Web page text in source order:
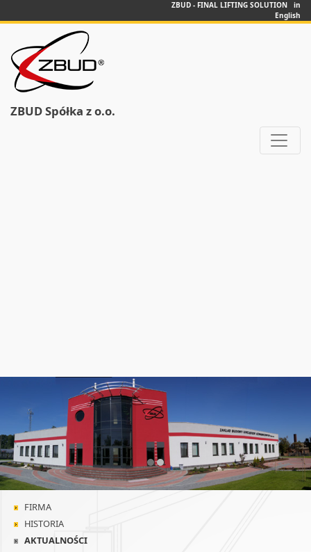
ZBUD - FINAL LIFTING SOLUTION in
English
ZBUD Spółka z o.o.
❮ ❯
FIRMA
HISTORIA
AKTUALNOŚCI